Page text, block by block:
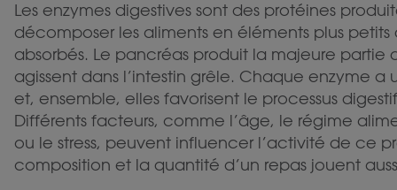
Les enzymes digestives sont des protéines
décomposer les aliments en éléments plus
absorbés. Le pancréas produit la majeure partie
agissent dans l’intestin grêle. Chaque enzyme
et, ensemble, elles favorisent le processus
Différents facteurs, comme l’âge, le régime
ou le stress, peuvent influencer l’activité de ce
composition et la quantité d’un repas jouent